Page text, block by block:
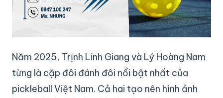
Năm 2025, Trịnh Linh Giang và Lý Hoàng Nam
từng là cặp đôi đánh đôi nổi bật nhất của
pickleball Việt Nam. Cả hai tạo nên hình ảnh